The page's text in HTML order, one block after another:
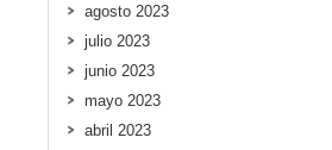
agosto 2023
julio 2023
junio 2023
mayo 2023
abril 2023